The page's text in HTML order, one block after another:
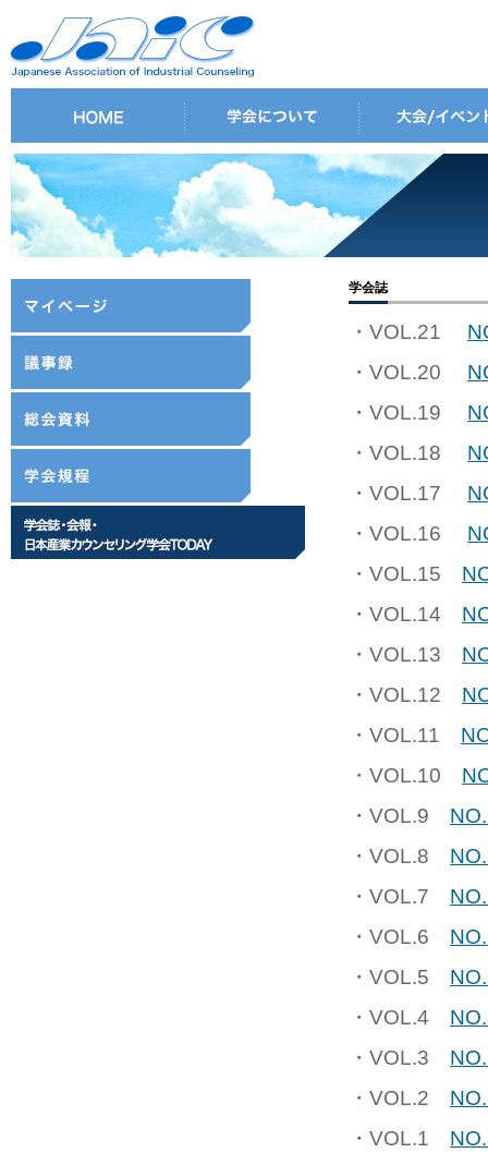
学会誌
・VOL.21
・VOL.20
・VOL.19
・VOL.18
・VOL.17
・VOL.16
・VOL.15
・VOL.14
・VOL.13
・VOL.12
・VOL.11
・VOL.10
・VOL.9
・VOL.8
・VOL.7
・VOL.6
・VOL.5
・VOL.4
・VOL.3
・VOL.2
・VOL.1